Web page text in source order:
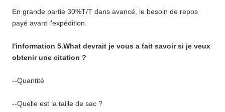
En grande partie 30%T/T dans avancé, le besoin de repos
payé avant l'expédition.
l'information 5.What devrait je vous a fait savoir si je veux
obtenir une citation ?
--Quantité
--Quelle est la taille de sac ?